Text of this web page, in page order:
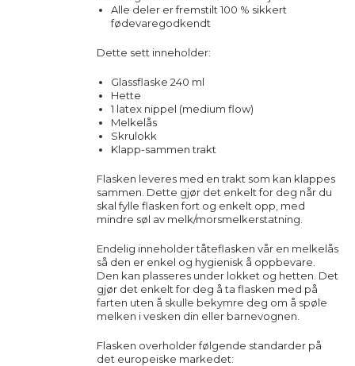
Alle deler er fremstilt 100 % sikkert
fødevaregodkendt
Dette sett inneholder:
Glassflaske 240 ml
Hette
1 latex nippel (medium flow)
Melkelås
Skrulokk
Klapp-sammen trakt
Flasken leveres med en trakt som kan klappes
sammen. Dette gjør det enkelt for deg når du
skal fylle flasken fort og enkelt opp, med
mindre søl av melk/morsmelkerstatning.
Endelig inneholder tåteflasken vår en melkelås
så den er enkel og hygienisk å oppbevare.
Den kan plasseres under lokket og hetten. Det
gjør det enkelt for deg å ta flasken med på
farten uten å skulle bekymre deg om å spøle
melken i vesken din eller barnevognen.
Flasken overholder følgende standarder på
det europeiske markedet: